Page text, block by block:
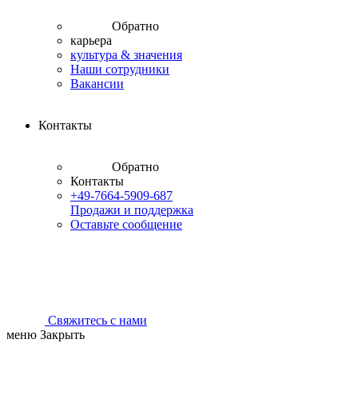
Обратно
карьера
культура & значения
Наши сотрудники
Вакансии
Контакты
Обратно
Контакты
+49-7664-5909-687
Продажи и поддержка
Оставьте сообщение
Свяжитесь с нами
меню Закрыть